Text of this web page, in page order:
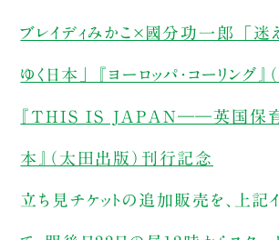
ブレイディみかこ×國分功一郎 「迷
ゆく日本」 『ヨーロッパ・コーリング』
『THIS IS JAPAN――英国保育
本』（太田出版）刊行記念
立ち見チケットの追加販売を、上記